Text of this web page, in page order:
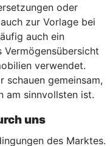
oder
zur Vorlage bei
auch ein
Vermögensübersicht
verwendet.
schauen gemeinsam,
am sinnvollsten ist.
uns
des Marktes.